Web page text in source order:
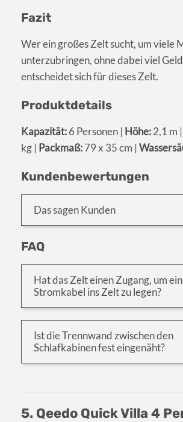
Fazit
Wer ein großes Zelt sucht, um viele
unterzubringen, ohne dabei viel
entscheidet sich für dieses Zelt.
Produktdetails
Kapazität:6 Personen | Höhe:2,1 m |
kg | Packmaß:79 x 35 cm |
Kundenbewertungen
Das sagen Kunden
FAQ
Hat das Zelt einen Zugang, um ein
Stromkabel ins Zelt zu legen?
Ist die Trennwand zwischen den
Schlafkabinen fest eingenäht?
5. Qeedo Quick Villa 4